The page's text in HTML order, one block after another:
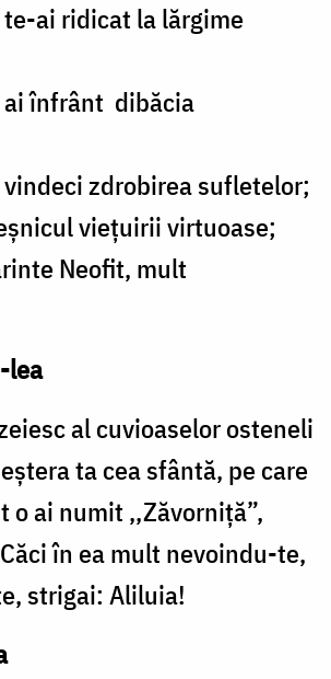
ai ridicat la lărgime
ai înfrânt dibăcia
zdrobirea sufletelor;
viețuirii virtuoase;
Neofit, mult
lea
al cuvioaselor osteneli
ta cea sfântă, pe care
o ai numit ,,Zăvorniță”,
în ea mult nevoindu-te,
strigai: Aliluia!